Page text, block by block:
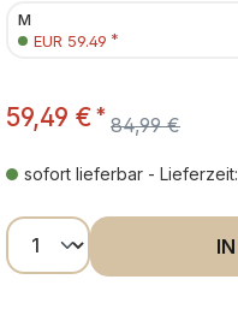
M
EUR 59.49 *
59,49 € * 84,99 €
sofort lieferbar -
Produkt Anzahl: